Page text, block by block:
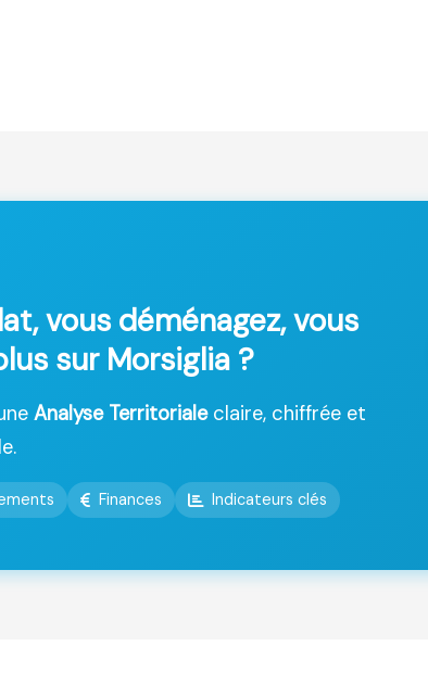
vous déménagez, vous
sur Morsiglia ?
Analyse Territorialeclaire, chiffrée et
Finances Indicateurs clés